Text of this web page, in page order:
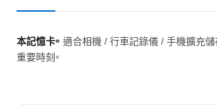
本記憶卡。 適合相機 / 行車記錄儀 / 手機擴充儲
重要時刻。